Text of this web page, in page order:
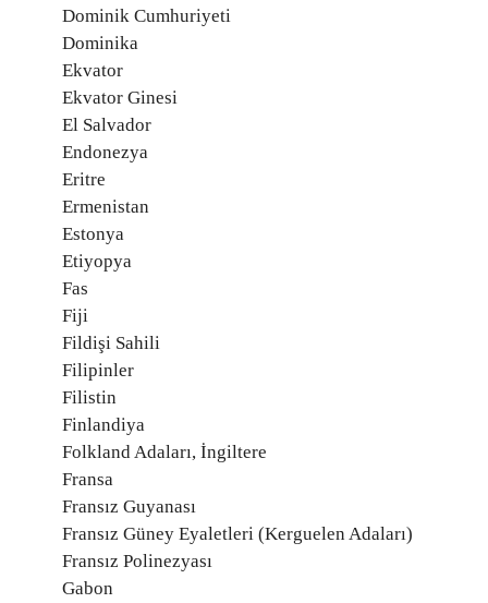
Dominik Cumhuriyeti
Dominika
Ekvator
Ekvator Ginesi
El Salvador
Endonezya
Eritre
Ermenistan
Estonya
Etiyopya
Fas
Fiji
Fildişi Sahili
Filipinler
Filistin
Finlandiya
Folkland Adaları, İngiltere
Fransa
Fransız Guyanası
Fransız Güney Eyaletleri (Kerguelen Adaları)
Fransız Polinezyası
Gabon